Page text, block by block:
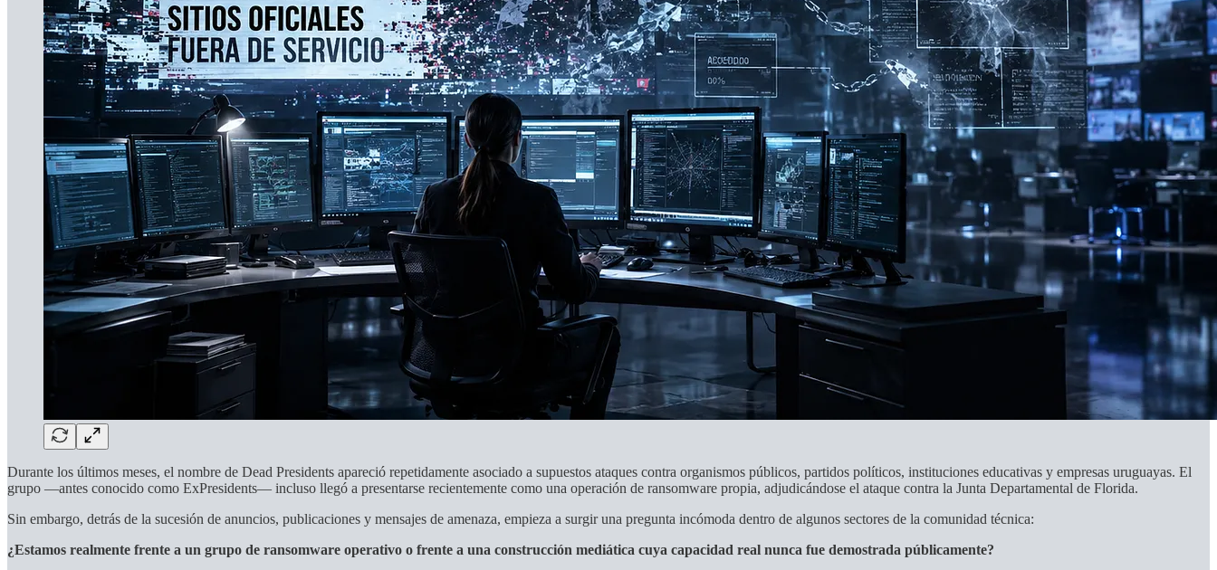
Durante los últimos meses, el nombre de Dead Presidents apareció repetidamente asociado a supuestos ataques contra organismos públicos, partidos políticos, instituciones educativas y empresas uruguayas. El
grupo —antes conocido como ExPresidents— incluso llegó a presentarse recientemente como una operación de ransomware propia, adjudicándose el ataque contra la Junta Departamental de Florida.
Sin embargo, detrás de la sucesión de anuncios, publicaciones y mensajes de amenaza, empieza a surgir una pregunta incómoda dentro de algunos sectores de la comunidad técnica:
¿Estamos realmente frente a un grupo de ransomware operativo o frente a una construcción mediática cuya capacidad real nunca fue demostrada públicamente?